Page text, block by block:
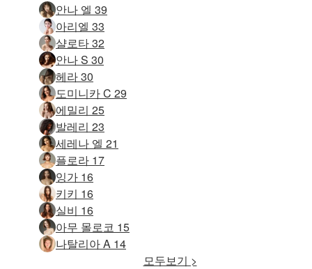
안나 엘 39
아리엘 33
샬로타 32
안나 S 30
헤라 30
도미니카 C 29
에밀리 25
발레리 23
세레나 엘 21
플로라 17
잉가 16
키키 16
실비 16
아무 몰로코 15
나탈리아 A 14
모두보기 >